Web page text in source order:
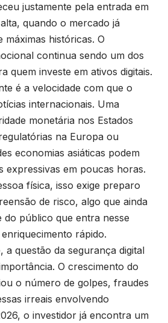
justamente pela entrada em
quando o mercado já
históricas. O
continua sendo um dos
quem investe em ativos digitais.
é a velocidade com que o
internacionais. Uma
monetária nos Estados
na Europa ou
economias asiáticas podem
expressivas em poucas horas.
física, isso exige preparo
de risco, algo que ainda
público que entra nesse
rápido.
a questão da segurança digital
O crescimento do
o número de golpes, fraudes
irreais envolvendo
o investidor já encontra um